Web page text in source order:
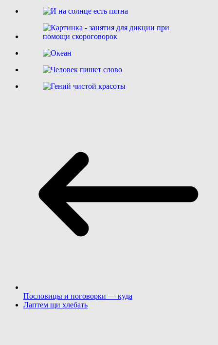
Пословицы и поговорки — куда
Лаптем щи хлебать